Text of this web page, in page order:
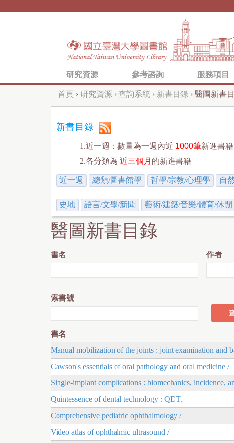
研究資源 參考諮詢 服務項目
您
在
首頁 › 研究資源 › 查詢系統 › 新書目錄 › 醫圖新書
新書目錄
1.近一週：數量為一週內近 1000筆新進書籍
2.各分類為 近三個月 的新進書籍
近一週 總類/圖書館學 哲學/宗教/心理學 自
史地 語言/文學/新聞 藝術/建築/音樂/體育/休閒
醫圖新書目錄
書名 作者
索書號
書名
Manual mobilization of the joints : joint examination and
Cawson's essentials of oral pathology and oral medicine /
Single-implant complications : biomechanics, incidence,
Quintessence of dental technology : QDT.
Comprehensive pediatric ophthalmology /
Video atlas of ophthalmic ultrasound /